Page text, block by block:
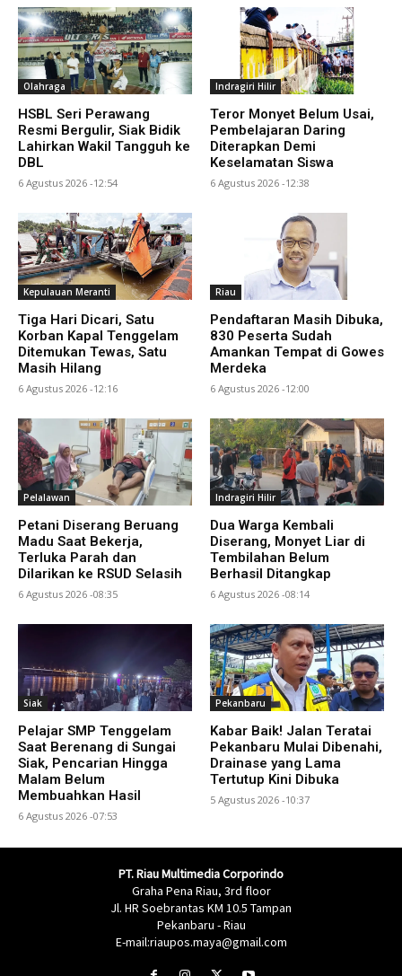
Olahraga
HSBL Seri Perawang
Resmi Bergulir, Siak Bidik
Lahirkan Wakil Tangguh ke
DBL
6 Agustus 2026 -12:54
Indragiri Hilir
Teror Monyet Belum Usai,
Pembelajaran Daring
Diterapkan Demi
Keselamatan Siswa
6 Agustus 2026 -12:38
Kepulauan Meranti
Tiga Hari Dicari, Satu
Korban Kapal Tenggelam
Ditemukan Tewas, Satu
Masih Hilang
6 Agustus 2026 -12:16
Riau
Pendaftaran Masih Dibuka,
830 Peserta Sudah
Amankan Tempat di Gowes
Merdeka
6 Agustus 2026 -12:00
Pelalawan
Petani Diserang Beruang
Madu Saat Bekerja,
Terluka Parah dan
Dilarikan ke RSUD Selasih
6 Agustus 2026 -08:35
Indragiri Hilir
Dua Warga Kembali
Diserang, Monyet Liar di
Tembilahan Belum
Berhasil Ditangkap
6 Agustus 2026 -08:14
Siak
Pelajar SMP Tenggelam
Saat Berenang di Sungai
Siak, Pencarian Hingga
Malam Belum
Membuahkan Hasil
6 Agustus 2026 -07:53
Pekanbaru
Kabar Baik! Jalan Teratai
Pekanbaru Mulai Dibenahi,
Drainase yang Lama
Tertutup Kini Dibuka
5 Agustus 2026 -10:37
PT. Riau Multimedia Corporindo
Graha Pena Riau, 3rd floor
Jl. HR Soebrantas KM 10.5 Tampan
Pekanbaru - Riau
E-mail:riaupos.maya@gmail.com